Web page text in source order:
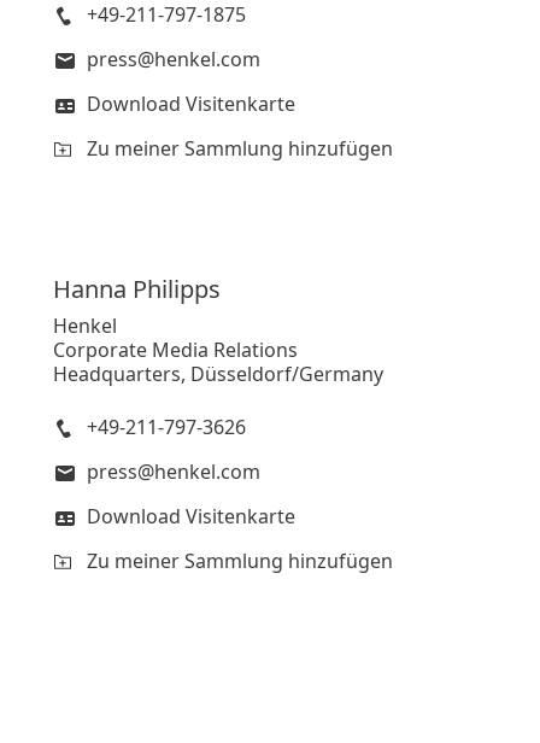
+49-211-797-1875
press@henkel.com
Download Visitenkarte
Zu meiner Sammlung hinzufügen
Hanna Philipps
Henkel
Corporate Media Relations
Headquarters, Düsseldorf/Germany
+49-211-797-3626
press@henkel.com
Download Visitenkarte
Zu meiner Sammlung hinzufügen